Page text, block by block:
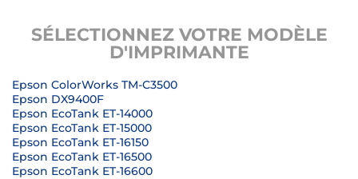
SÉLECTIONNEZ VOTRE MODÈLE
D'IMPRIMANTE
Epson ColorWorks TM-C3500
Epson DX9400F
Epson EcoTank ET-14000
Epson EcoTank ET-15000
Epson EcoTank ET-16150
Epson EcoTank ET-16500
Epson EcoTank ET-16600